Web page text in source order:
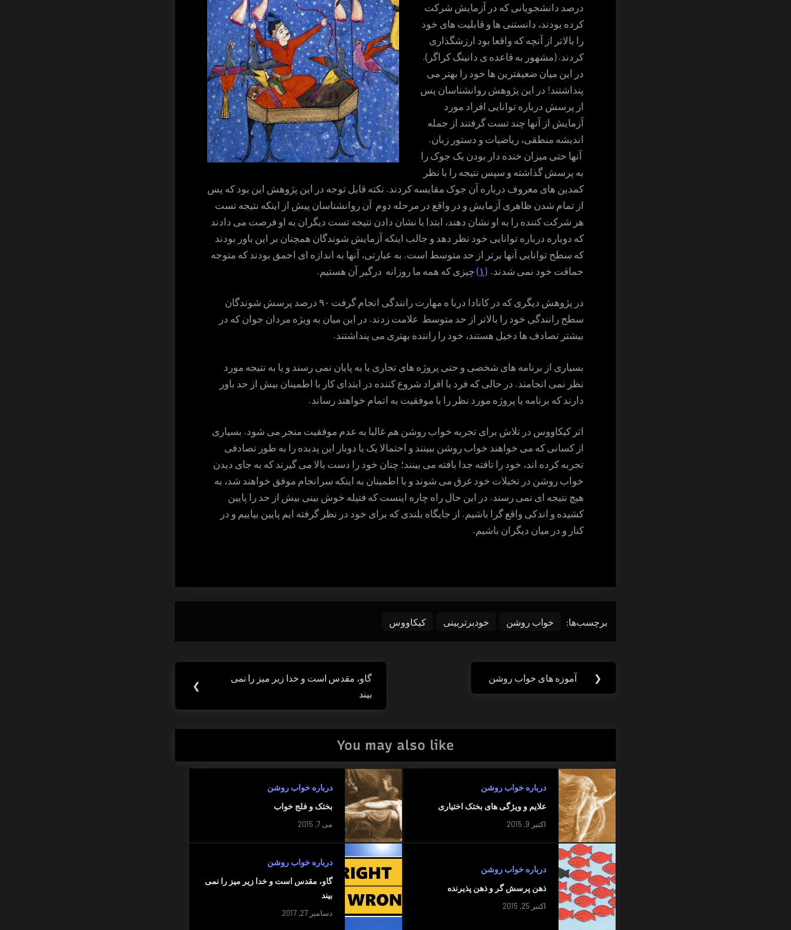
درصد دانشجویانی که در آزمایش شرکت
کرده بودند، دانستنی ها و قابلیت های خود
را بالاتر از آنچه که واقعا بود ارزشگذاری
کردند. (مشهور به قاعده ی دانینگ کراگر).
در این میان ضعیفترین ها خود را بهتر می
پنداشتند! در این پژوهش روانشناسان پس
از پرسش درباره توانایی افراد مورد
آزمایش از آنها چند تست گرفتند از جمله
اندیشه منطقی، ریاضیات و دستور زبان.
آنها حتی میزان خنده دار بودن یک جوک را
به پرسش گذاشته و سپس نتیجه را با نظر
کمدین های معروف درباره آن جوک مقایسه کردند. نکته قابل توجه در این پژوهش این بود که پس
از تمام شدن ظاهری آزمایش و در واقع در مرحله دوم آن روانشناسان پیش از اینکه نتیجه تست
هر شرکت کننده را به او نشان دهند، ابتدا با نشان دادن نتیجه تست دیگران به او فرصت می دادند
که دوباره درباره توانایی خود نظر دهد و جالب اینکه آزمایش شوندگان همچنان بر این باور بودند
که سطح توانایی آنها برتر از حد متوسط است. به عبارتی، آنها به اندازه ای احمق بودند که متوجه
حماقت خود نمی شدند.(۱) چیزی که همه ما روزانه درگیر آن هستیم.
در پژوهش دیگری که در کانادا دربا ه مهارت رانندگی انجام گرفت ۹۰ درصد پرسش شوندگان
سطح رانندگی خود را بالاتر از حد متوسط علامت زدند. در این میان به ویژه مردان جوان که در
بیشتر تصادف ها دخیل هستند، خود را راننده بهتری می پنداشتند.
بسیاری از برنامه های شخصی و حتی پروژه های تجاری یا به پایان نمی رسند و یا به نتیجه مورد
نظر نمی انجامند. در حالی که فرد یا افراد شروع کننده در ابتدای کار با اطمینان بیش از حد باور
دارند که برنامه یا پروژه مورد نظر را با موفقیت به اتمام خواهند رساند.
اثر کیکاووس در تلاش برای تجربه خواب روشن هم غالبا به عدم موفقیت منجر می شود. بسیاری
از کسانی که می خواهند خواب روشن ببینند و احتمالا یک یا دوبار این پدیده را به طور تصادفی
تجربه کرده اند، خود را تافته جدا بافته می بینند؛ چنان خود را دست بالا می گیرند که به جای دیدن
خواب روشن در تخیلات خود غرق می شوند و با اطمینان به اینکه سرانجام موفق خواهند شد، به
هیچ نتیجه ای نمی رسند. در این حال راه چاره اینست که فتیله خوش بینی بیش از حد را پایین
کشیده و اندکی واقع گرا باشیم. از جایگاه بلندی که برای خود در نظر گرفته ایم پایین بیاییم و در
کنار و در میان دیگران باشیم.
برچسب‌ها: خواب روشن خودبرتربینی کیکاووس
راهبری
نوشته
❮
Previous
آموزه های خواب روشن
Next
Post:
گاو، مقدس است و خدا زیر میز را نمی
بیند
❯
You may also like
درباره خواب روشن
علایم و ویژگی های بختک اختیاری
اکتبر 9, 2015
درباره خواب روشن
بختک و فلج خواب
می 7, 2015
درباره خواب روشن
ذهن پرسش گر و ذهن پذیرنده
اکتبر 25, 2015
درباره خواب روشن
گاو، مقدس است و خدا زیر میز را نمی
بیند
دسامبر 27, 2017